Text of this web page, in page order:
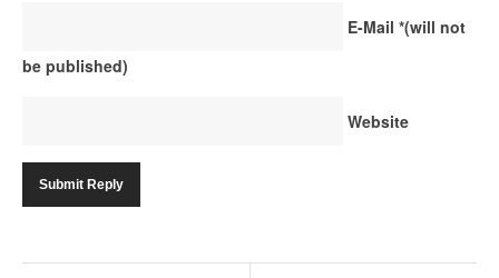
E-Mail *(will not
be published)
Website